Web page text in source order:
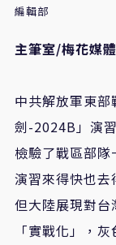
編輯部
主筆室/梅花媒
中共解放軍東
劍-2024B」演
檢驗了戰區部隊
演習來得快也去
但大陸展現對
「實戰化」，